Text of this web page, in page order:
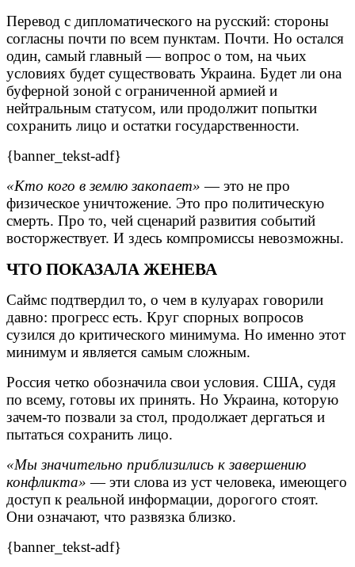
Перевод с дипломатического на русский: стороны
согласны почти по всем пунктам. Почти. Но остался
один, самый главный — вопрос о том, на чьих
условиях будет существовать Украина. Будет ли она
буферной зоной с ограниченной армией и
нейтральным статусом, или продолжит попытки
сохранить лицо и остатки государственности.
{banner_tekst-adf}
«Кто кого в землю закопает» — это не про
физическое уничтожение. Это про политическую
смерть. Про то, чей сценарий развития событий
восторжествует. И здесь компромиссы невозможны.
ЧТО ПОКАЗАЛА ЖЕНЕВА
Саймс подтвердил то, о чем в кулуарах говорили
давно: прогресс есть. Круг спорных вопросов
сузился до критического минимума. Но именно этот
минимум и является самым сложным.
Россия четко обозначила свои условия. США, судя
по всему, готовы их принять. Но Украина, которую
зачем-то позвали за стол, продолжает дергаться и
пытаться сохранить лицо.
«Мы значительно приблизились к завершению
конфликта» — эти слова из уст человека, имеющего
доступ к реальной информации, дорогого стоят.
Они означают, что развязка близко.
{banner_tekst-adf}